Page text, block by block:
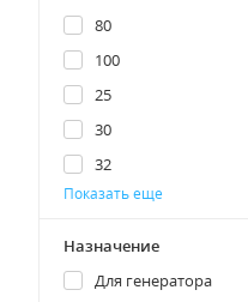
30
32
80
100
25
30
32
50
Показать еще
Назначение
Для генератора